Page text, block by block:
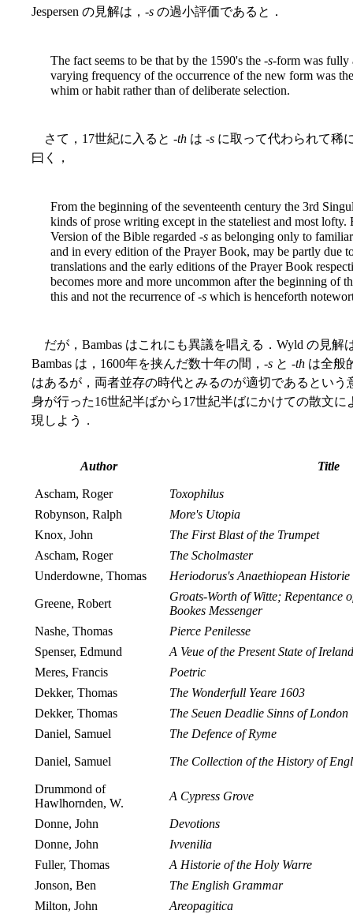
Jespersen の見解は，-s の過小評価であると．
The fact seems to be that by the 1590's the -s-form was fully
varying frequency of the occurrence of the new form was
whim or habit rather than of deliberate selection.
さて，17世紀に入ると -th は -s に取って代わられて稀
曰く，
From the beginning of the seventeenth century the 3rd
kinds of prose writing except in the stateliest and most
Version of the Bible regarded -s as belonging only to
and in every edition of the Prayer Book, may be partly due
translations and the early editions of the Prayer Book
becomes more and more uncommon after the beginning of
this and not the recurrence of -s which is henceforth
だが，Bambas はこれにも異議を唱える．Wyld の見解
Bambas は，1600年を挟んだ数十年の間，-s と -th は全般
はあるが，両者並存の時代とみるのが適切であるという
身が行った16世紀半ばから17世紀半ばにかけての散文に
現しよう．
Author Title
Ascham, Roger
Toxophilus
Robynson, Ralph
More's Utopia
Knox, John
The First Blast of the Trumpet
Ascham, Roger
The Scholmaster
Underdowne, Thomas
Heriodorus's Anaethiopean Historie
Greene, Robert
Groats-Worth of Witte; Repentance
Bookes Messenger
Nashe, Thomas
Pierce Penilesse
Spenser, Edmund
A Veue of the Present State of Ireland
Meres, Francis
Poetric
Dekker, Thomas
The Wonderfull Yeare 1603
Dekker, Thomas
The Seuen Deadlie Sinns of London
Daniel, Samuel
The Defence of Ryme
Daniel, Samuel The Collection of the History of
Drummond of
Hawlhornden, W.
A Cypress Grove
Donne, John
Devotions
Donne, John
Ivvenilia
Fuller, Thomas
A Historie of the Holy Warre
Jonson, Ben
The English Grammar
Milton, John
Areopagitica